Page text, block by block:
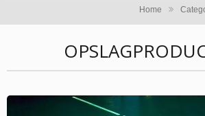
Home